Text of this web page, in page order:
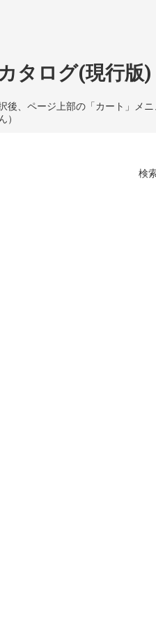
タログ(現行版)
、ページ上部の「カート」メ
）
検